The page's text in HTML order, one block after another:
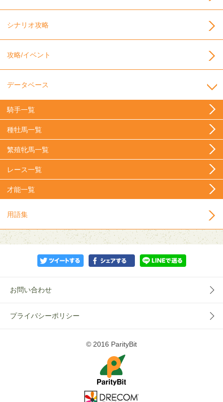
シナリオ攻略
攻略/イベント
データベース
騎手一覧
種牡馬一覧
繁殖牝馬一覧
レース一覧
才能一覧
用語集
お問い合わせ
プライバシーポリシー
© 2016 ParityBit